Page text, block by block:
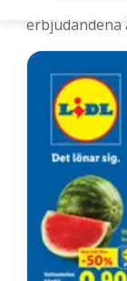
erbjudandena